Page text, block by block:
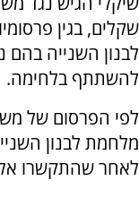
שקלים, בגין
לבנון השנייה בהם
להשתתף בלחימה.
מלחמת לבנון
לאחר שהתקשרו